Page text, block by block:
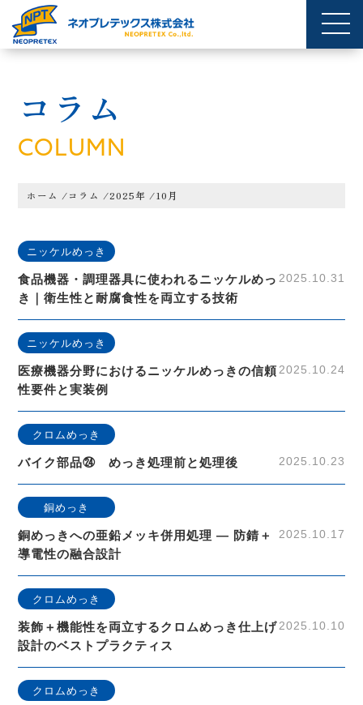
コラム
COLUMN
ホーム /コラム /2025年 /10月
ニッケルめっき
食品機器・調理器具に使われるニッケルめっ
き｜衛生性と耐腐食性を両立する技術
2025.10.31
ニッケルめっき
医療機器分野におけるニッケルめっきの信頼
性要件と実装例
2025.10.24
クロムめっき
バイク部品㉔ めっき処理前と処理後 2025.10.23
銅めっき
銅めっきへの亜鉛メッキ併用処理 ― 防錆＋
導電性の融合設計
2025.10.17
クロムめっき
装飾＋機能性を両立するクロムめっき仕上げ
設計のベストプラクティス
2025.10.10
クロムめっき